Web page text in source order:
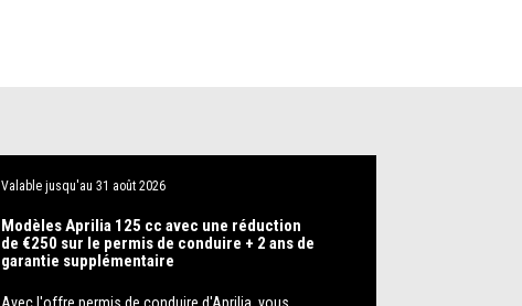
Valable jusqu'au 31 août 2026
Modèles Aprilia 125 cc avec une réduction
de €250 sur le permis de conduire + 2 ans de
garantie supplémentaire
Avec l'offre permis de conduire d'Aprilia, vous